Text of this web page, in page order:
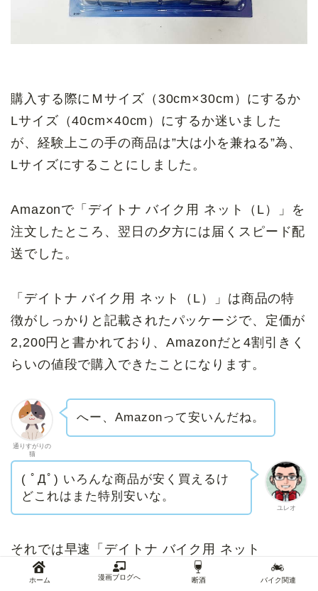
購入する際にＭサイズ（30cm×30cm）にするか
Lサイズ（40cm×40cm）にするか迷いました
が、経験上この手の商品は”大は小を兼ねる”為、
Lサイズにすることにしました。
Amazonで「デイトナ バイク用 ネット（L）」を
注文したところ、翌日の夕方には届くスピード配
送でした。
「デイトナ バイク用 ネット（L）」は商品の特
徴がしっかりと記載されたパッケージで、定価が
2,200円と書かれており、Amazonだと4割引きく
らいの値段で購入できたことになります。
通りすがりの
猫
へー、Amazonって安いんだね。
ユレオ
( ﾟДﾟ) いろんな商品が安く買えるけ
どこれはまた特別安いな。
それでは早速「デイトナ バイク用 ネット
（L）」の開封の儀を始めたいと思います。
ホーム 漫画ブログへ 断酒 バイク関連